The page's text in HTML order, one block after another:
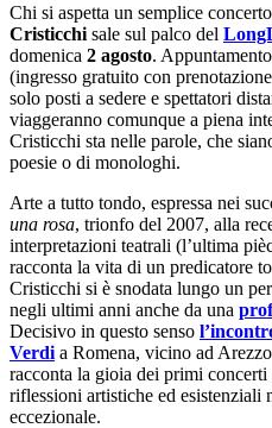
Chi si aspetta un semplice
Cristicchi sale sul palco del
domenica 2 agosto.
(ingresso gratuito con
solo posti a sedere e spettatori
viaggeranno comunque a piena
Cristicchi sta nelle parole, che
poesie o di monologhi.
Arte a tutto tondo, espressa nei
una rosa, trionfo del 2007, alla
interpretazioni teatrali (l’ultima
racconta la vita di un predicatore
Cristicchi si è snodata lungo un
negli ultimi anni anche da una
Decisivo in questo senso
Verdi a Romena, vicino ad
racconta la gioia dei primi
riflessioni artistiche ed esistenziali
eccezionale.